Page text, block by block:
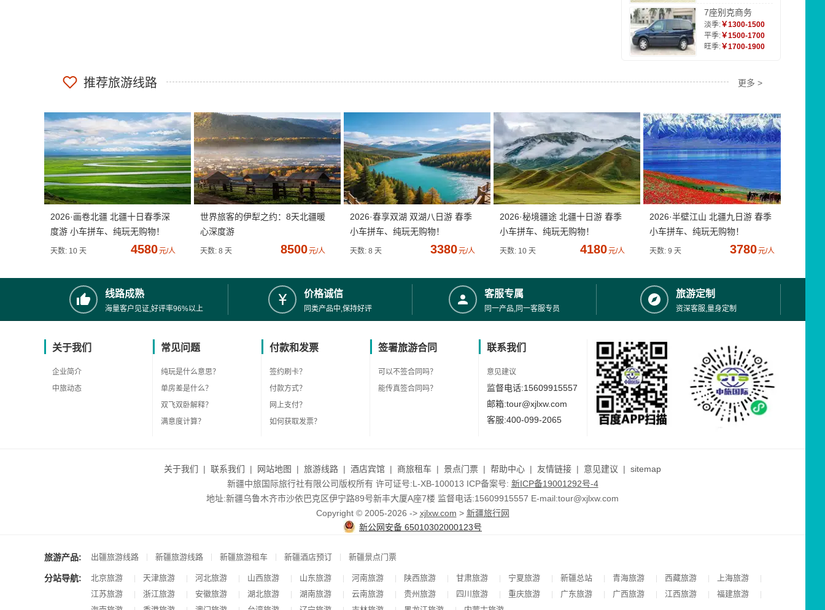
7座别克商务
淡季:￥1300-1500
平季:￥1500-1700
旺季:￥1700-1900
推荐旅游线路 更多 >
2026·画卷北疆 北疆十日春季深
度游 小车拼车、纯玩无购物！
天数: 10 天 4580元/人
世界旅客的伊犁之约：8天北疆暖
心深度游
天数: 8 天 8500元/人
2026·春享双湖 双湖八日游 春季
小车拼车、纯玩无购物！
天数: 8 天 3380元/人
2026·秘境疆途 北疆十日游 春季
小车拼车、纯玩无购物！
天数: 10 天 4180元/人
2026·半壁江山 北疆九日游 春季
小车拼车、纯玩无购物！
天数: 9 天 3780元/人
线路成熟
海量客户见证,好评率96%以上
价格诚信
同类产品中,保持好评
客服专属
同一产品,同一客服专员
旅游定制
资深客服,量身定制
关于我们
企业简介
中旅动态
常见问题
纯玩是什么意思？
单房差是什么？
双飞双卧解释？
满意度计算？
付款和发票
签约刷卡？
付款方式？
网上支付？
如何获取发票？
签署旅游合同
可以不签合同吗？
能传真签合同吗？
联系我们
意见建议
监督电话:15609915557
邮箱:tour@xjlxw.com
客服:400-099-2065
关于我们 | 联系我们 | 网站地图 | 旅游线路 | 酒店宾馆 | 商旅租车 | 景点门票 | 帮助中心 | 友情链接 | 意见建议 | sitemap
新疆中旅国际旅行社有限公司版权所有 许可证号:L-XB-100013 ICP备案号: 新ICP备19001292号-4
地址:新疆乌鲁木齐市沙依巴克区伊宁路89号新丰大厦A座7楼 监督电话:15609915557 E-mail:tour@xjlxw.com
Copyright © 2005-2026 -> xjlxw.com > 新疆旅行网
新公网安备 65010302000123号
旅游产品: 出疆旅游线路 | 新疆旅游线路 | 新疆旅游租车 | 新疆酒店预订 | 新疆景点门票
分站导航: 北京旅游 | 天津旅游 | 河北旅游 | 山西旅游 | 山东旅游 | 河南旅游 | 陕西旅游 | 甘肃旅游 | 宁夏旅游 | 新疆总站 | 青海旅游 | 西藏旅游 | 上海旅游 |
江苏旅游 | 浙江旅游 | 安徽旅游 | 湖北旅游 | 湖南旅游 | 云南旅游 | 贵州旅游 | 四川旅游 | 重庆旅游 | 广东旅游 | 广西旅游 | 江西旅游 | 福建旅游 |